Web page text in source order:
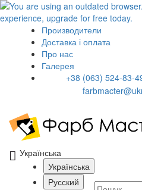
Производители
Доставка і оплата
Про нас
Галерея
+38 (063) 524-83-
Українська
Українська
Русский